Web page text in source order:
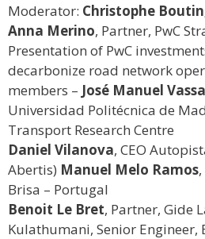
Moderator: Christophe
Anna Merino, Partner, PwC
Presentation of PwC
decarbonize road network
members – José Manuel
Universidad Politécnica de
Transport Research Centre
Daniel Vilanova, CEO
Abertis) Manuel Melo Ramos
Brisa – Portugal
Benoit Le Bret, Partner, Gide
Kulathumani, Senior Engineer,